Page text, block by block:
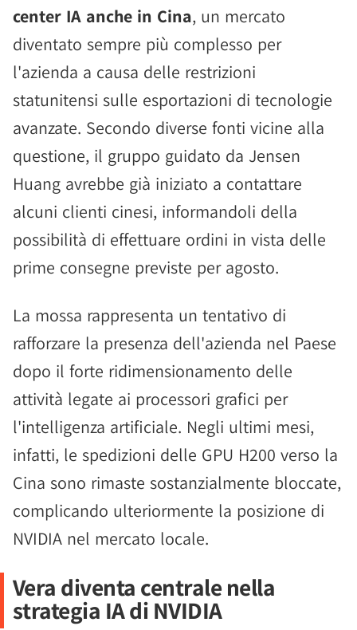
center IA anche in Cina, un mercato
diventato sempre più complesso per
l'azienda a causa delle restrizioni
statunitensi sulle esportazioni di tecnologie
avanzate. Secondo diverse fonti vicine alla
questione, il gruppo guidato da Jensen
Huang avrebbe già iniziato a contattare
alcuni clienti cinesi, informandoli della
possibilità di effettuare ordini in vista delle
prime consegne previste per agosto.
La mossa rappresenta un tentativo di
rafforzare la presenza dell'azienda nel Paese
dopo il forte ridimensionamento delle
attività legate ai processori grafici per
l'intelligenza artificiale. Negli ultimi mesi,
infatti, le spedizioni delle GPU H200 verso la
Cina sono rimaste sostanzialmente bloccate,
complicando ulteriormente la posizione di
NVIDIA nel mercato locale.
Vera diventa centrale nella
strategia IA di NVIDIA